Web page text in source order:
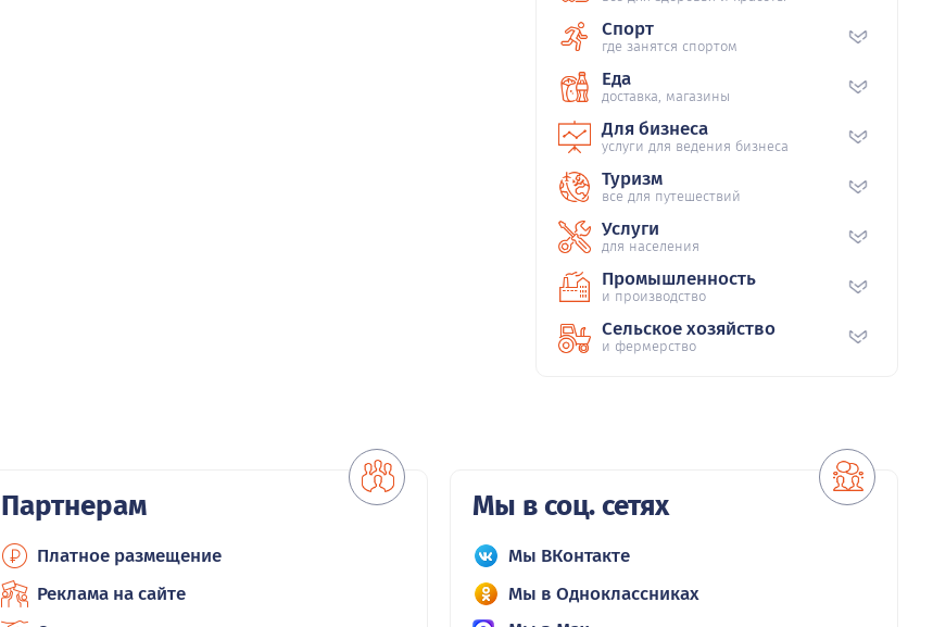
Спорт
где занятся спортом
Еда
доставка, магазины
Для бизнеса
услуги для ведения бизнеса
Туризм
все для путешествий
Услуги
для населения
Промышленность
и производство
Сельское хозяйство
и фермерство
Партнерам
Платное размещение
Реклама на сайте
Мы в соц. сетях
Мы ВКонтакте
Мы в Одноклассниках